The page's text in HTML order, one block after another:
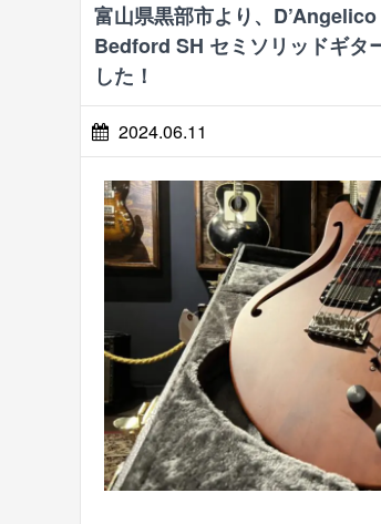
富山県黒部市より、
Bedford SH セミソリッドギタ
した！
2024.06.11